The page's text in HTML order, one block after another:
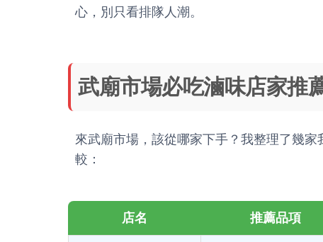
心，別只看排隊人潮。
武廟市場必吃滷味店家推
來武廟市場，該從哪家下手？我整理了幾
較：
店名 推薦品項